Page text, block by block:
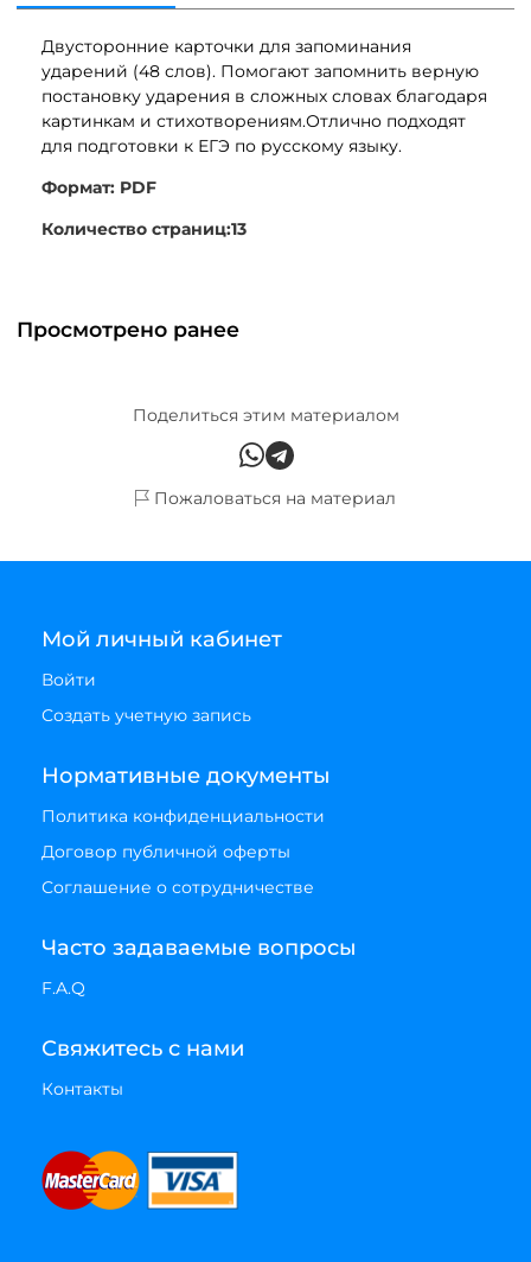
Двусторонние карточки для запоминания
ударений (48 слов). Помогают запомнить верную
постановку ударения в сложных словах благодаря
картинкам и стихотворениям.Отлично подходят
для подготовки к ЕГЭ по русскому языку.
Формат: PDF
Количество страниц:13
Просмотрено ранее
Поделиться этим материалом
Пожаловаться на материал
Мой личный кабинет
Войти
Создать учетную запись
Нормативные документы
Политика конфиденциальности
Договор публичной оферты
Соглашение о сотрудничестве
Часто задаваемые вопросы
F.A.Q
Свяжитесь с нами
Контакты